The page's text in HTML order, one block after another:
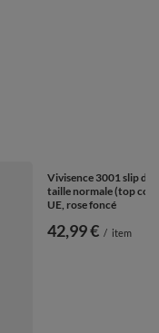
Vivisence 3001 slip
taille normale (top
UE, rose foncé
42,99 € / item